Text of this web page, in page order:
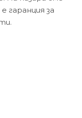
гаранция за